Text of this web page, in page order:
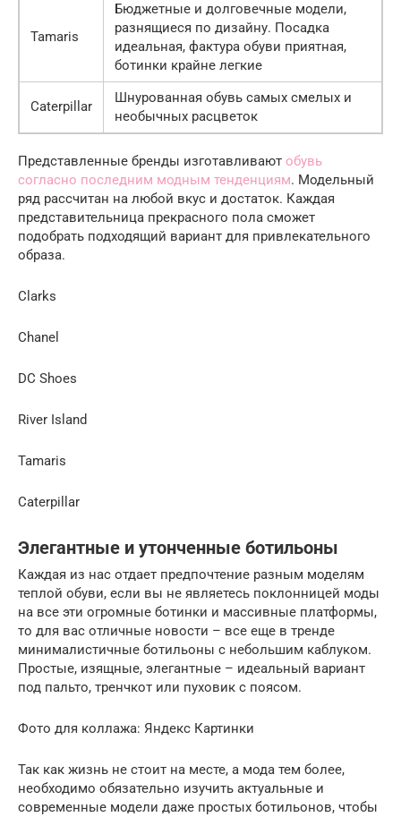
Tamaris
Бюджетные и долговечные модели,
разнящиеся по дизайну. Посадка
идеальная, фактура обуви приятная,
ботинки крайне легкие
Caterpillar
Шнурованная обувь самых смелых и
необычных расцветок
Представленные бренды изготавливают обувь
согласно последним модным тенденциям. Модельный
ряд рассчитан на любой вкус и достаток. Каждая
представительница прекрасного пола сможет
подобрать подходящий вариант для привлекательного
образа.
Clarks
Chanel
DC Shoes
River Island
Tamaris
Caterpillar
Элегантные и утонченные ботильоны
Каждая из нас отдает предпочтение разным моделям
теплой обуви, если вы не являетесь поклонницей моды
на все эти огромные ботинки и массивные платформы,
то для вас отличные новости – все еще в тренде
минималистичные ботильоны с небольшим каблуком.
Простые, изящные, элегантные – идеальный вариант
под пальто, тренчкот или пуховик с поясом.
Фото для коллажа: Яндекс Картинки
Так как жизнь не стоит на месте, а мода тем более,
необходимо обязательно изучить актуальные и
современные модели даже простых ботильонов, чтобы